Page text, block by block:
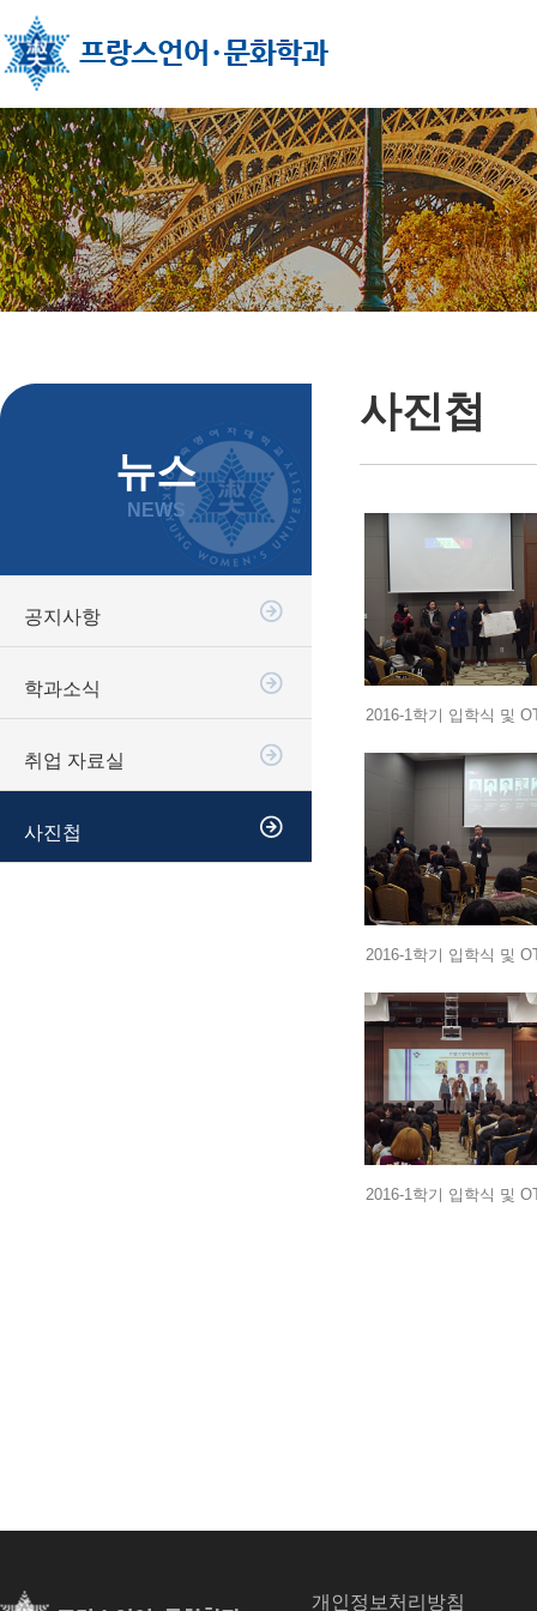
뉴스
NEWS
공지사항
학과소식
취업 자료실
사진첩
사진첩
2016-1학기 입학식 및
2016-1학기 입학식 및
2016-1학기 입학식 및
개인정보처리방침